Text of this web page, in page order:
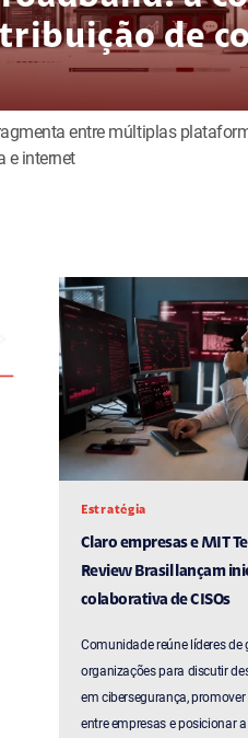
de
entre múltiplas
e internet
Estratégia
Claro empresas e MIT
Review Brasil lançam
colaborativa de CISOs
Comunidade reúne líderes de
organizações para discutir
em cibersegurança,
entre empresas e posicionar